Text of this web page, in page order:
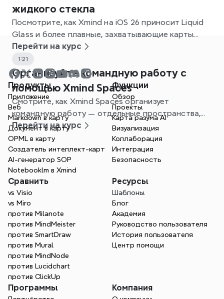
жидкого стекла
Посмотрите, как Xmind на iOS 26 приносит Liquid
Glass и более плавные, захватывающие карты
сознания.
Перейти на курс
1:21
Организуйте командную работу с
помощью Xmind Spaces
Смотрите, как Xmind Spaces организует
командную работу — отдельные пространства,
одна командная плата и более четкое управление
проектами.
Перейти на курс
Продукты
Приложение
Веб
Markdown в карту
Документ в карту
OPML в карту
Создатель интеллект-карт
AI-генератор SOP
Notebooklm в Xmind
Функции
Обзор
Проекты
Карта разума AI
Визуализация
Коллаборация
Интеграция
Безопасность
Сравнить
vs Visio
vs Miro
против Milanote
против MindMeister
против SmartDraw
против Mural
против MindNode
против Lucidchart
против ClickUp
Ресурсы
Шаблоны
Блог
Академия
Руководство пользователя
История пользователя
Центр помощи
Программы Компания